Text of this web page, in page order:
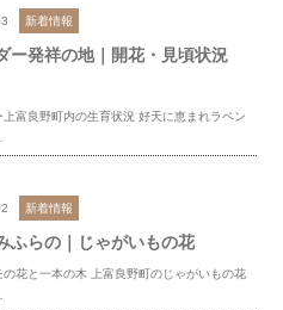
新着情報
ー発祥の地｜開花・見頃状況
上富良野町内の生育状況 好天に恵まれラベン
新着情報
ふらの｜じゃがいもの花
の花と一本の木 上富良野町のじゃがいもの花